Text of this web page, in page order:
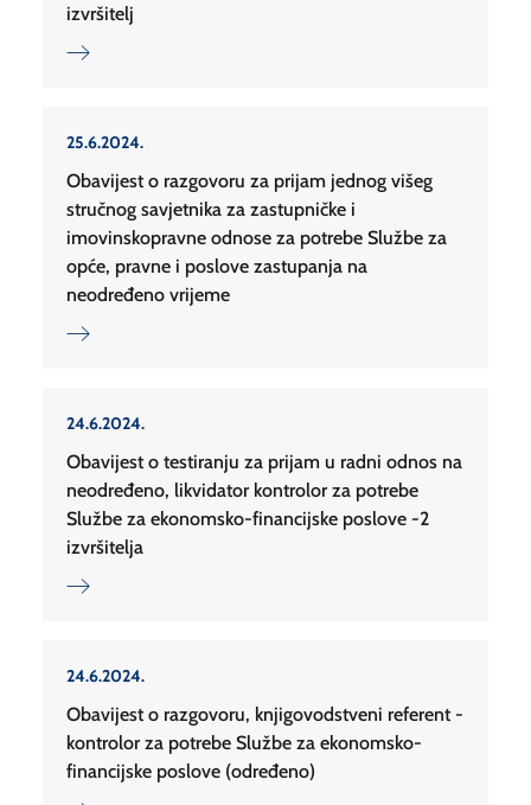
izvršitelj
25.6.2024.
Obavijest o razgovoru za prijam jednog višeg
stručnog savjetnika za zastupničke i
imovinskopravne odnose za potrebe Službe za
opće, pravne i poslove zastupanja na
neodređeno vrijeme
24.6.2024.
Obavijest o testiranju za prijam u radni odnos na
neodređeno, likvidator kontrolor za potrebe
Službe za ekonomsko-financijske poslove -2
izvršitelja
24.6.2024.
Obavijest o razgovoru, knjigovodstveni referent -
kontrolor za potrebe Službe za ekonomsko-
financijske poslove (određeno)